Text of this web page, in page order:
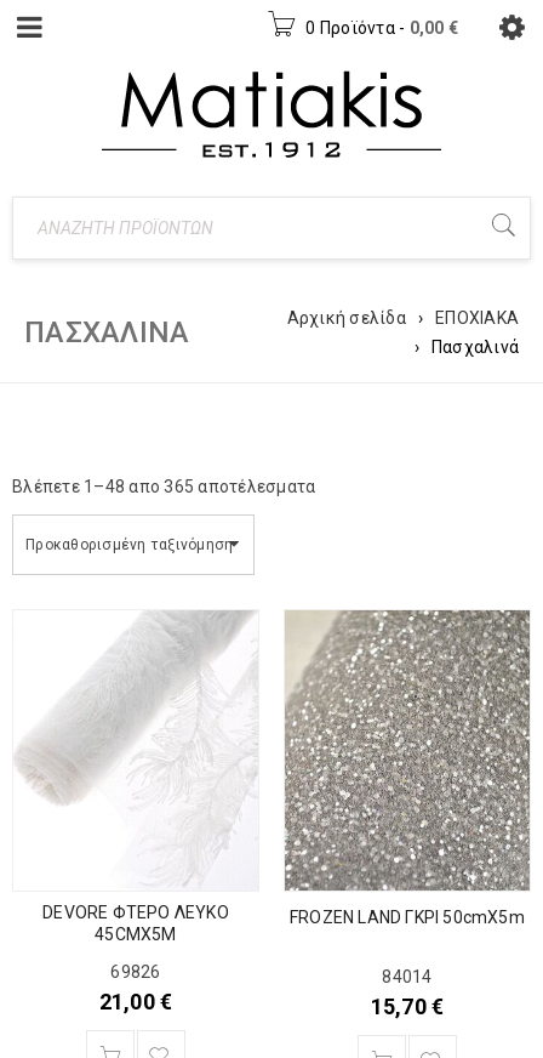
0 Προϊόντα - 0,00 €
ΠΑΣΧΑΛΙΝΆ Αρχική σελίδα ›
ΕΠΟΧΙΑΚΑ
›
Πασχαλινά
Βλέπετε 1–48 απο 365 αποτέλεσματα
Προκαθορισμένη ταξινόμηση
DEVORE ΦΤΕΡΟ ΛΕΥΚΟ
45CMX5M
69826
21,00€
FROZEN LAND ΓΚΡΙ 50cmX5m
84014
15,70€